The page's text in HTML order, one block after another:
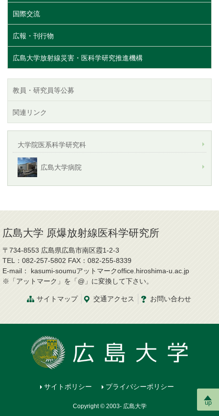
国際交流
広報・刊行物
広島大学放射線災害・医科学研究推進機構
教員・研究員等公募
関連リンク
大学院医系科学研究科
広島大学病院
up
広島大学 原爆放射線医科学研究所
〒734-8553 広島県広島市南区霞1-2-3
TEL：082-257-5802 FAX：082-255-8339
E-mail： kasumi-soumuアットマークoffice.hiroshima-u.ac.jp
※「アットマーク」を「@」に変換して下さい。
サイトマップ 交通アクセス お問い合わせ
サイトポリシー プライバシーポリシー
Copyright © 2003- 広島大学